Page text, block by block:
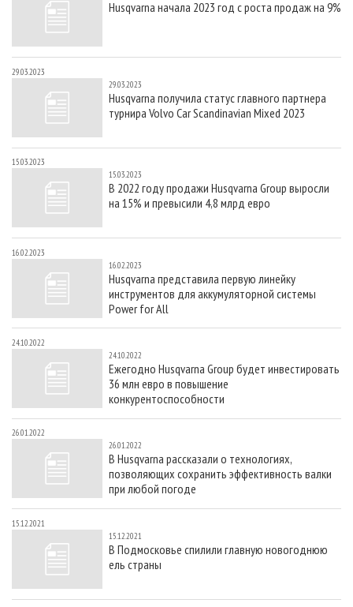
СУШКА ДРЕВЕСИНЫ
ПРОИЗВОДСТВО ДРЕВЕСНЫХ ПЛИТ
ДЕРЕВЯННОЕ ДОМОСТРОЕНИЕ
ПРОИЗВОДСТВО МЕБЕЛИ
БИОЭНЕРГЕТИКА
ЦБП
ИНСТРУМЕНТ И МАТЕРИАЛЫ
ПЕРСОНЫ
МОБИЛЬНЫЕ ВЫСТАВКИ
ПРИОРИТЕТНЫЕ ИНВЕСТПРОЕКТЫ
RUSSIAN FORESTRY REVIEW
ГАЗЕТА ЛЕСПРОМФОРУМ
БИБЛИОТЕКА СПЕЦИАЛИСТА
КОНТАКТЫ
РЕКЛАМА
Husqvarna начала 2023 год с роста продаж на 9%
29.03.2023
29.03.2023
Husqvarna получила статус главного партнера
турнира Volvo Car Scandinavian Mixed 2023
15.03.2023
15.03.2023
В 2022 году продажи Husqvarna Group выросли
на 15% и превысили 4,8 млрд евро
16.02.2023
16.02.2023
Husqvarna представила первую линейку
инструментов для аккумуляторной системы
Power for All
24.10.2022
24.10.2022
Ежегодно Husqvarna Group будет инвестировать
36 млн евро в повышение
конкурентоспособности
26.01.2022
26.01.2022
В Husqvarna рассказали о технологиях,
позволяющих сохранить эффективность валки
при любой погоде
15.12.2021
15.12.2021
В Подмосковье спилили главную новогоднюю
ель страны